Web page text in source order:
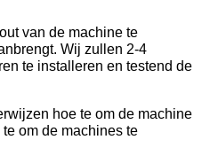
van de machine te
Wij zullen 2-4
te installeren en testend de
hoe te om de machine
om de machines te